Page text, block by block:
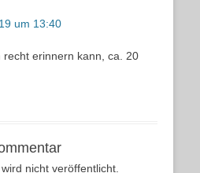
um 13:40
recht erinnern kann, ca. 20
nicht veröffentlicht.